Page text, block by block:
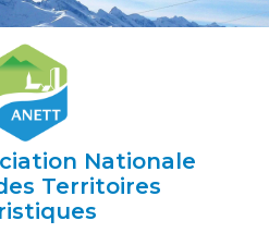
Nationale
Territoires